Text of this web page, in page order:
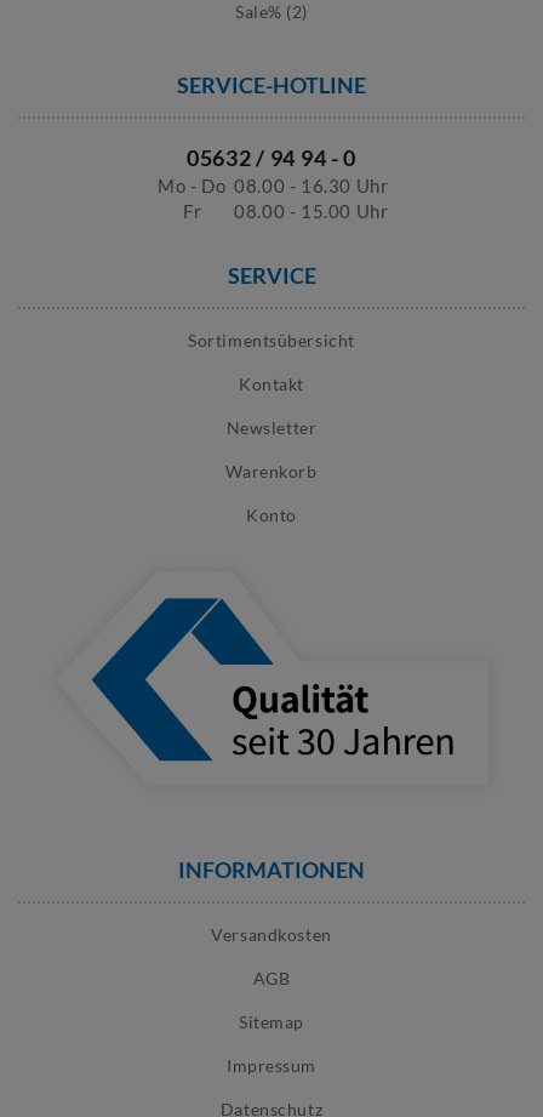
Sale% (2)
SERVICE-HOTLINE
05632 / 94 94 - 0
Mo - Do 08.00 - 16.30 Uhr
Fr
08.00 - 15.00 Uhr
SERVICE
Sortimentsübersicht
Kontakt
Newsletter
Warenkorb
Konto
INFORMATIONEN
Versandkosten
AGB
Sitemap
Impressum
Datenschutz